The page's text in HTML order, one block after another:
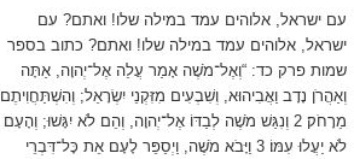
עם ישראל, אלוהים עמד במילה שלו! ואתם? עם
ישראל, אלוהים עמד במילה שלו! ואתם? כתוב בספר
שמות פרק כד: “וְאֶל־מֹשֶׁה אָמַר עֲלֵה אֶל־יְהוָה, אַתָּה
וְאַהֲרֹן נָדָב וַאֲבִיהוּא, וְשִׁבְעִים מִזִּקְנֵי יִשְׂרָאֵל; וְהִשְׁתַּחֲוִיתֶם
מֵרָחֹק׃ 2 וְנִגַּשׁ מֹשֶׁה לְבַדּוֹ אֶל־יְהוָה, וְהֵם לֹא יִגָּשׁוּ; וְהָעָם
לֹא יַעֲלוּ עִמּוֹ׃ 3 וַיָּבֹא מֹשֶׁה, וַיְסַפֵּר לָעָם אֵת כָּל־דִּבְרֵי